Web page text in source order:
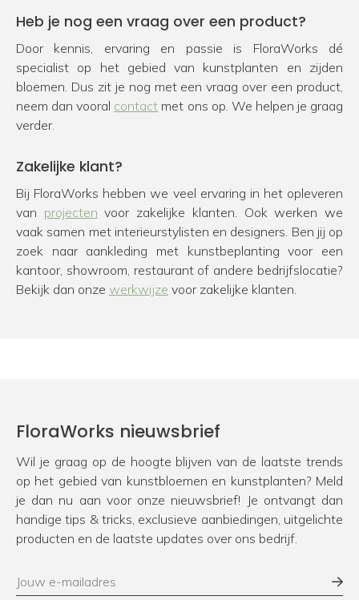
Heb je nog een vraag over een product?
Door kennis, ervaring en passie is FloraWorks dé
specialist op het gebied van kunstplanten en zijden
bloemen. Dus zit je nog met een vraag over een product,
neem dan vooral contact met ons op. We helpen je graag
verder.
Zakelijke klant?
Bij FloraWorks hebben we veel ervaring in het opleveren
van projecten voor zakelijke klanten. Ook werken we
vaak samen met interieurstylisten en designers. Ben jij op
zoek naar aankleding met kunstbeplanting voor een
kantoor, showroom, restaurant of andere bedrijfslocatie?
Bekijk dan onze werkwijze voor zakelijke klanten.
FloraWorks nieuwsbrief
Wil je graag op de hoogte blijven van de laatste trends
op het gebied van kunstbloemen en kunstplanten? Meld
je dan nu aan voor onze nieuwsbrief! Je ontvangt dan
handige tips & tricks, exclusieve aanbiedingen, uitgelichte
producten en de laatste updates over ons bedrijf.